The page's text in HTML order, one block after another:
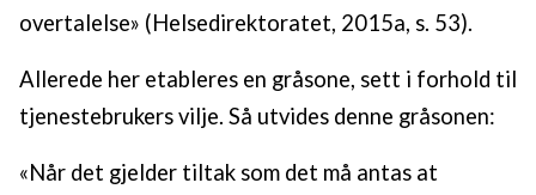
overtalelse» (Helsedirektoratet, 2015a, s. 53).
Allerede her etableres en gråsone, sett i forhold til
tjenestebrukers vilje. Så utvides denne gråsonen:
«Når det gjelder tiltak som det må antas at